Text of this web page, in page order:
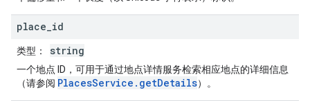
place id
类型 ： string
一个地点 ID，可用于通过地点详情服务检索相应地点的详细信息
（请参阅 PlacesService.getDetails）。